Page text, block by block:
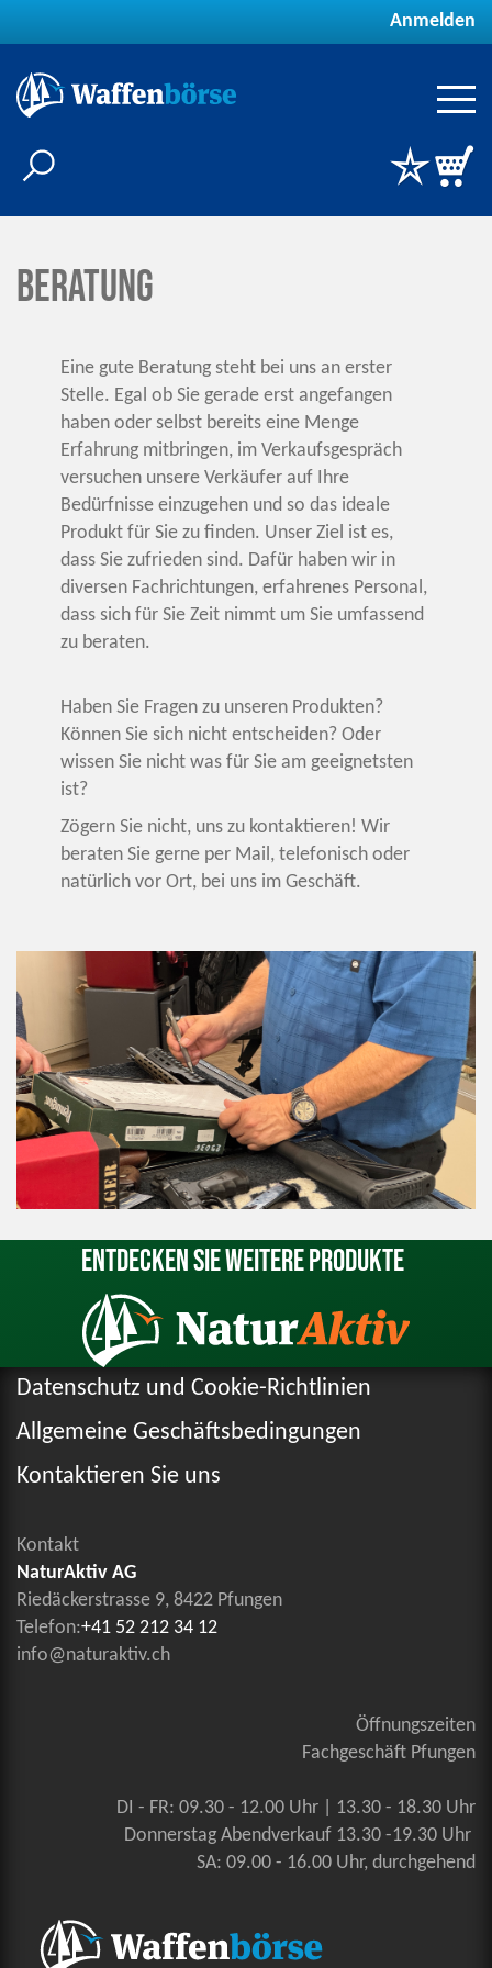
Anmelden
Beratung
Eine gute Beratung steht bei uns an erster
Stelle. Egal ob Sie gerade erst angefangen
haben oder selbst bereits eine Menge
Erfahrung mitbringen, im Verkaufsgespräch
versuchen unsere Verkäufer auf Ihre
Bedürfnisse einzugehen und so das ideale
Produkt für Sie zu finden. Unser Ziel ist es,
dass Sie zufrieden sind. Dafür haben wir in
diversen Fachrichtungen, erfahrenes Personal,
dass sich für Sie Zeit nimmt um Sie umfassend
zu beraten.
Haben Sie Fragen zu unseren Produkten?
Können Sie sich nicht entscheiden? Oder
wissen Sie nicht was für Sie am geeignetsten
ist?
Zögern Sie nicht, uns zu kontaktieren! Wir
beraten Sie gerne per Mail, telefonisch oder
natürlich vor Ort, bei uns im Geschäft.
Entdecken Sie weitere Produkte
Datenschutz und Cookie-Richtlinien
Allgemeine Geschäftsbedingungen
Kontaktieren Sie uns
Kontakt
NaturAktiv AG
Riedäckerstrasse 9, 8422 Pfungen
Telefon:+41 52 212 34 12
info@naturaktiv.ch
Öffnungszeiten
Fachgeschäft Pfungen
DI - FR: 09.30 - 12.00 Uhr | 13.30 - 18.30 Uhr
Donnerstag Abendverkauf 13.30 -19.30 Uhr
SA: 09.00 - 16.00 Uhr, durchgehend